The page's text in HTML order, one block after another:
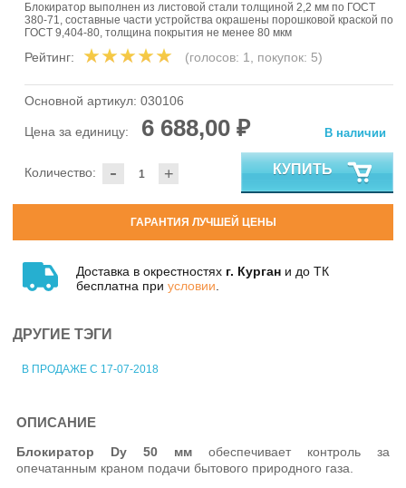
Блокиратор выполнен из листовой стали толщиной 2,2 мм по ГОСТ
380-71, составные части устройства окрашены порошковой краской по
ГОСТ 9,404-80, толщина покрытия не менее 80 мкм
Рейтинг: (голосов: 1, покупок: 5)
Основной артикул: 030106
Цена за единицу: 6 688,00 ₽
- +
Количество:
В наличии
КУПИТЬ
ГАРАНТИЯ ЛУЧШЕЙ ЦЕНЫ
Доставка в окрестностях г. Курган и до ТК
бесплатна при условии
ДРУГИЕ ТЭГИ
В ПРОДАЖЕ С 17-07-2018
ОПИСАНИЕ
Блокиратор Dy 50 мм обеспечивает контроль за
опечатанным краном подачи бытового природного газа.